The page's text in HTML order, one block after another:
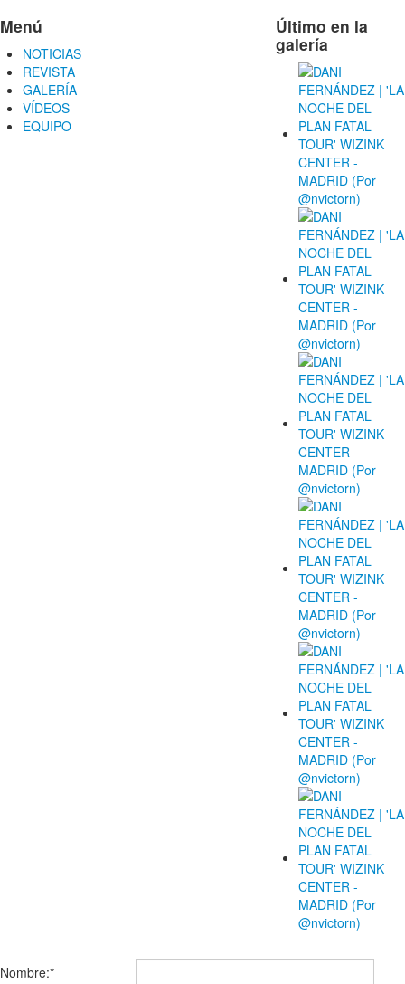
Menú
NOTICIAS
REVISTA
GALERÍA
VÍDEOS
EQUIPO
Último en la
galería
Nombre:*